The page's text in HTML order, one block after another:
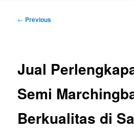
Post
← Previous
Jual
Semi
Berkualitas di